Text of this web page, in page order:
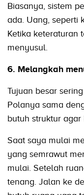
Biasanya, sistem
ada. Uang, seperti
Ketika keteraturan
menyusul.
6. Melangkah
Tujuan besar
Polanya sama
butuh struktur agar
Saat saya mulai
yang semrawut
mulai. Setelah
tenang. Jalan ke